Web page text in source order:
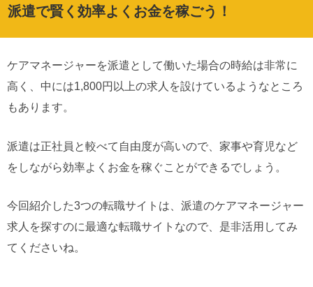
派遣で賢く効率よくお金を稼ごう！
ケアマネージャーを派遣として働いた場合の時給は非常に
高く、中には1,800円以上の求人を設けているようなところ
もあります。
派遣は正社員と較べて自由度が高いので、家事や育児など
をしながら効率よくお金を稼ぐことができるでしょう。
今回紹介した3つの転職サイトは、派遣のケアマネージャー
求人を探すのに最適な転職サイトなので、是非活用してみ
てくださいね。